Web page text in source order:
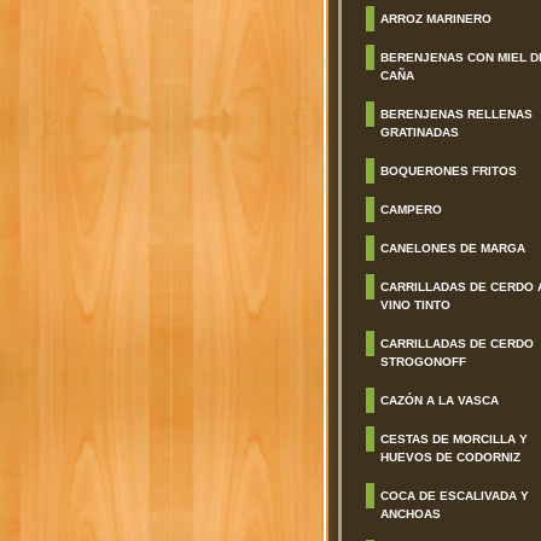
ARROZ MARINERO
BERENJENAS CON MIEL
CAÑA
BERENJENAS RELLENAS
GRATINADAS
BOQUERONES FRITOS
CAMPERO
CANELONES DE MARGA
CARRILLADAS DE CERDO
VINO TINTO
CARRILLADAS DE CERDO
STROGONOFF
CAZÓN A LA VASCA
CESTAS DE MORCILLA Y
HUEVOS DE CODORNIZ
COCA DE ESCALIVADA Y
ANCHOAS